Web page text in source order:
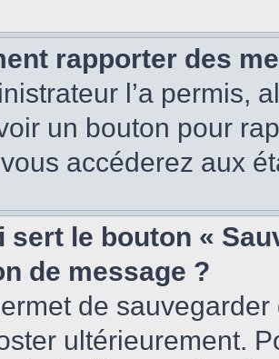
rapporter des
l’a permis,
un bouton pour
accéderez aux
sert le bouton «
de message ?
de
ultérieurement.